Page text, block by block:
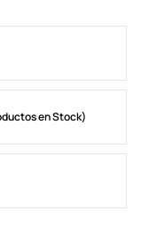
en Stock)